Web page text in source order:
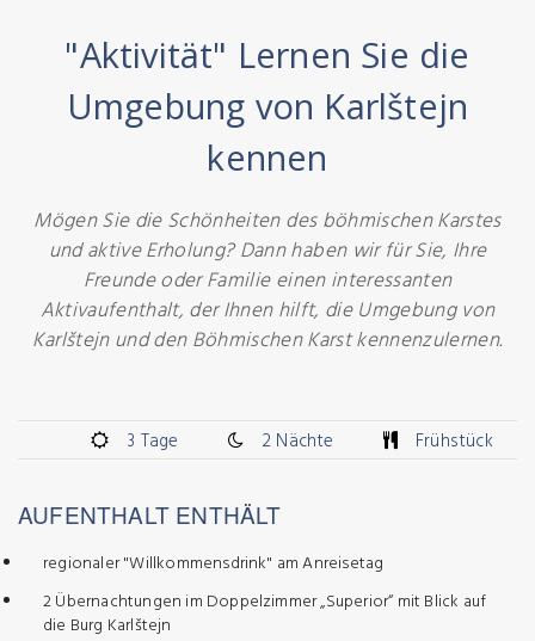
"Aktivität" Lernen Sie die
Umgebung von Karlštejn
kennen
Mögen Sie die Schönheiten des böhmischen Karstes
und aktive Erholung? Dann haben wir für Sie, Ihre
Freunde oder Familie einen interessanten
Aktivaufenthalt, der Ihnen hilft, die Umgebung von
Karlštejn und den Böhmischen Karst kennenzulernen.
3 Tage 2 Nächte Frühstück
AUFENTHALT ENTHÄLT
regionaler "Willkommensdrink" am Anreisetag
2 Übernachtungen im Doppelzimmer „Superior“ mit Blick auf
die Burg Karlštejn